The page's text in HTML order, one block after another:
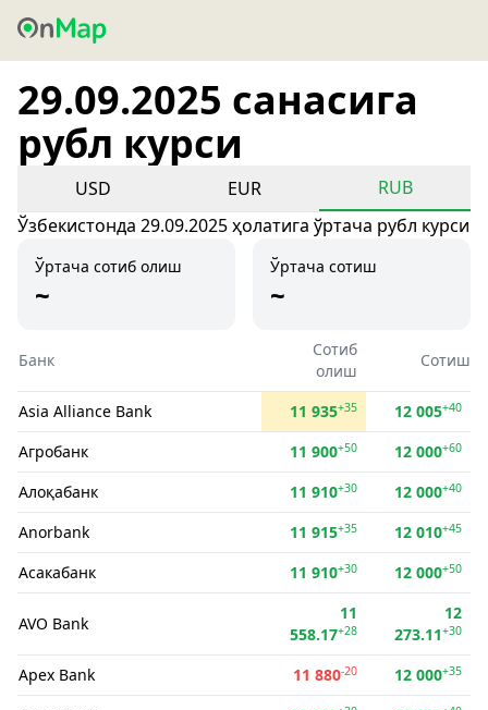
29.09.2025 санасига
рубл курси
USD EUR
RUB
Ўзбекистонда 29.09.2025 ҳолатига ўртача рубл курси
Ўртача сотиб олиш
~
Ўртача сотиш
~
Банк
Сотиб
олиш
Сотиш
Asia Alliance Bank 11 935+35 12 005+40
Агробанк 11 900+50 12 000+60
Алоқабанк 11 910+30 12 000+40
Anorbank 11 915+35 12 010+45
Асакабанк 11 910+30 12 000+50
AVO Bank
11
558.17+28
12
273.11+30
Apex Bank 11 880-20 12 000+35